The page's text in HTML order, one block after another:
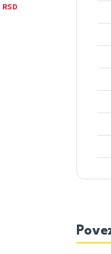
RSD